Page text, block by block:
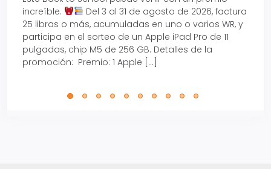
increíble.
Del 3 al 31 de agosto de 2026, factura
25 libras o más, acumuladas en uno o varios WR, y
participa en el sorteo de un Apple iPad Pro de 11
pulgadas, chip M5 de 256 GB. Detalles de la
promoción: Premio: 1 Apple […]